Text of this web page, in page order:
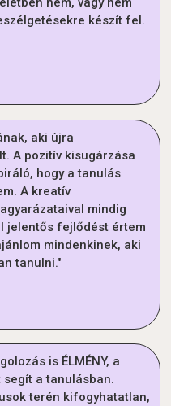
készít fel.
aki újra
A pozitív kisugárzása
hogy a tanulás
A kreatív
mindig
jelentős fejlődést értem
mindenkinek, aki
tanulni."
is ÉLMÉNY, a
a tanulásban.
terén kifogyhatatlan,